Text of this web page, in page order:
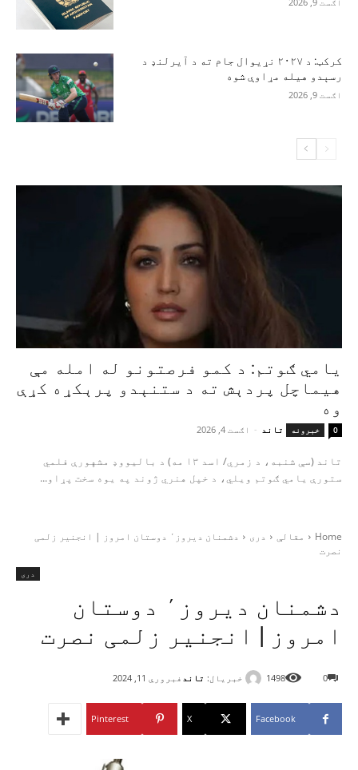
کرکټ: د ۲۰۲۷ نړیوال جام ته د آیرلنډ د
رسېدو هیله مړاوې شوه
اګست 9, 2026
یامي ګوتم: د کمو فرصتونو له امله مې
هیماچل پردېش ته د ستنېدو پرېکړه کړې
وه
خبرونه تاند - اګست 4, 2026 0
تاند (سې شنبه، د زمري/ اسد ۱۳ مه) د بالیووډ مشهورې فلمي
ستورې یامي ګوتم ویلي، د خپل هنري ژوند په یوه سخت پړاو...